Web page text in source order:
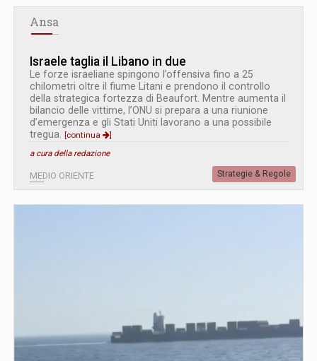
Ansa
Israele taglia il Libano in due
Le forze israeliane spingono l’offensiva fino a 25
chilometri oltre il fiume Litani e prendono il controllo
della strategica fortezza di Beaufort. Mentre aumenta il
bilancio delle vittime, l’ONU si prepara a una riunione
d’emergenza e gli Stati Uniti lavorano a una possibile
tregua. [continua
]
a cura della redazione
MEDIO ORIENTE Strategie & Regole